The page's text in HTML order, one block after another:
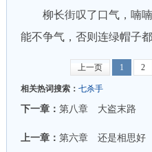
柳长街叹了口气，喃喃
能不争气，否则连绿帽子
上一页 1 2
相关热词搜索： 七杀手
下一章： 第八章 大盗末路
上一章： 第六章 还是相思好